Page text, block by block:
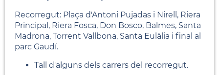
Recorregut: Plaça d'Antoni Pujadas i Nirell, Riera
Principal, Riera Fosca, Don Bosco, Balmes, Santa
Madrona, Torrent Vallbona, Santa Eulàlia i final al
parc Gaudí.
Tall d'alguns dels carrers del recorregut.